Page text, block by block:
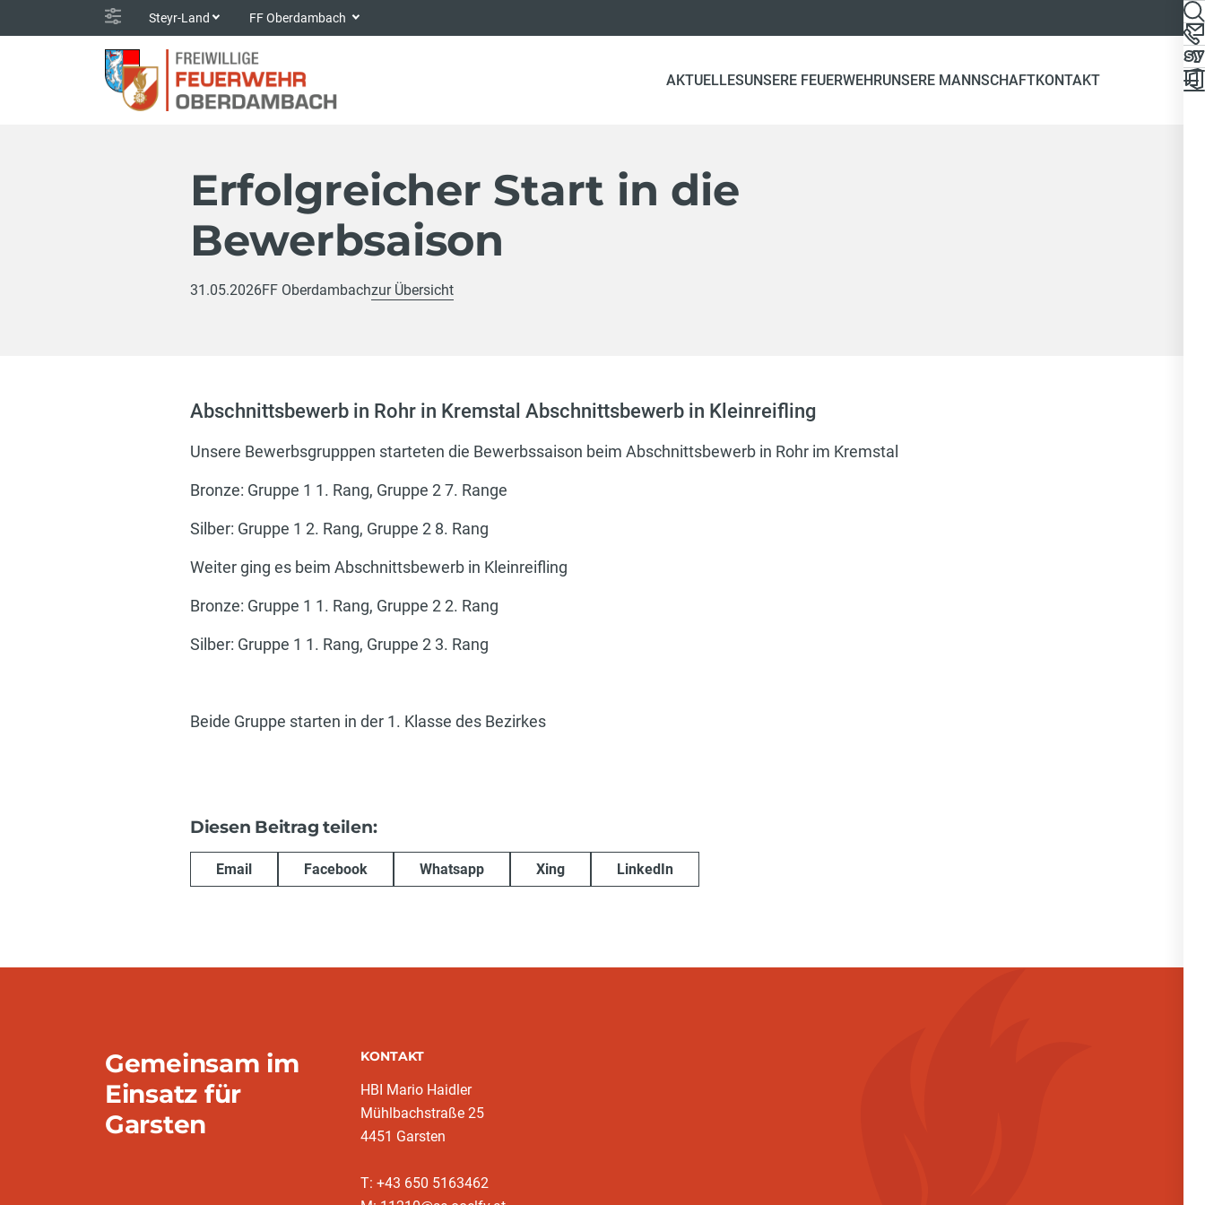
Steyr-Land FF Oberdambach
AKTUELLESUNSERE FEUERWEHRUNSERE MANNSCHAFTKONTAKT
Erfolgreicher Start in die
Bewerbsaison
31.05.2026FF Oberdambachzur Übersicht
Abschnittsbewerb in Rohr in Kremstal Abschnittsbewerb in Kleinreifling
Unsere Bewerbsgrupppen starteten die Bewerbssaison beim Abschnittsbewerb in Rohr im Kremstal
Bronze: Gruppe 1 1. Rang, Gruppe 2 7. Range
Silber: Gruppe 1 2. Rang, Gruppe 2 8. Rang
Weiter ging es beim Abschnittsbewerb in Kleinreifling
Bronze: Gruppe 1 1. Rang, Gruppe 2 2. Rang
Silber: Gruppe 1 1. Rang, Gruppe 2 3. Rang
Beide Gruppe starten in der 1. Klasse des Bezirkes
Diesen Beitrag teilen:
Email Facebook Whatsapp Xing LinkedIn
Gemeinsam im
Einsatz für
Garsten
KONTAKT
HBI Mario Haidler
Mühlbachstraße 25
4451 Garsten
T: +43 650 5163462